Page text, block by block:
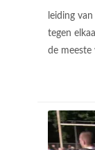
leiding
tegen
de meeste